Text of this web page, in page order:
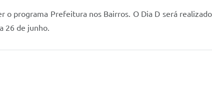
programa Prefeitura nos Bairros. O Dia D será
26 de junho.